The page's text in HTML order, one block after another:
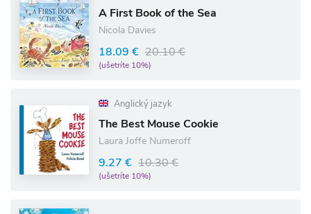
A First Book of the Sea
Nicola Davies
18.09 € 20.10 €
(ušetríte 10%)
Anglický jazyk
The Best Mouse Cookie
Laura Joffe Numeroff
9.27 € 10.30 €
(ušetríte 10%)